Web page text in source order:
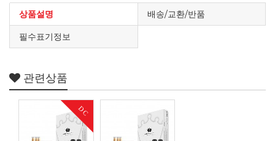
상품설명 배송/교환/반품
필수표기정보
관련상품
DC